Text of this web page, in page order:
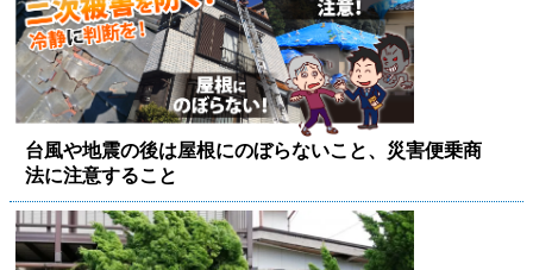
台風や地震の後は屋根にのぼらないこと、災害便乗商
法に注意すること